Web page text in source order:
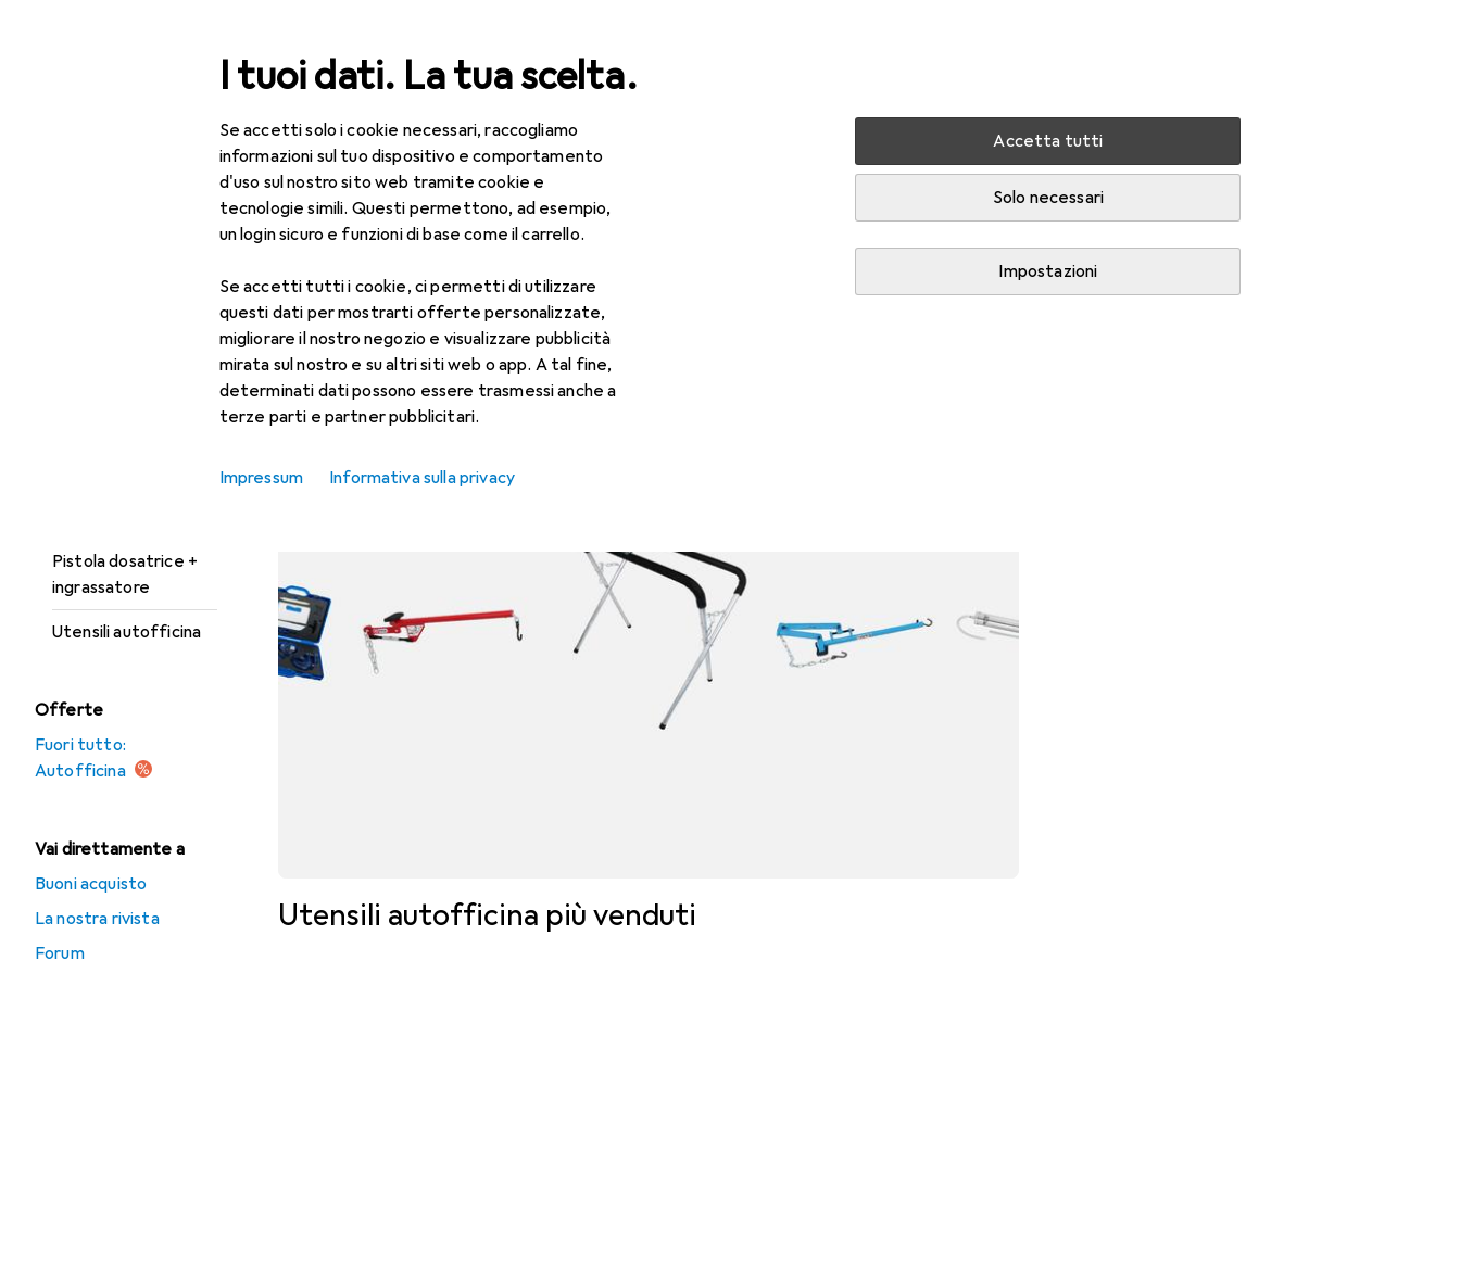
I tuoi dati. La tua scelta.
Se accetti solo i cookie necessari, raccogliamo
informazioni sul tuo dispositivo e comportamento
d'uso sul nostro sito web tramite cookie e
tecnologie simili. Questi permettono, ad esempio,
un login sicuro e funzioni di base come il carrello.
Se accetti tutti i cookie, ci permetti di utilizzare
questi dati per mostrarti offerte personalizzate,
migliorare il nostro negozio e visualizzare pubblicità
mirata sul nostro e su altri siti web o app. A tal fine,
determinati dati possono essere trasmessi anche a
terze parti e partner pubblicitari.
Accetta tutti
Solo necessari
Impostazioni
Impressum Informativa sulla privacy
Cerca
Pistola dosatrice +
ingrassatore
Utensili autofficina
Offerte
Fuori tutto:
Autofficina
Vai direttamente a
Buoni acquisto
La nostra rivista
Forum
Tutte le categorie Fai da te + Giardino
Autofficina
ScopriForum
Prodotti più venduti
Utensili autofficina più venduti